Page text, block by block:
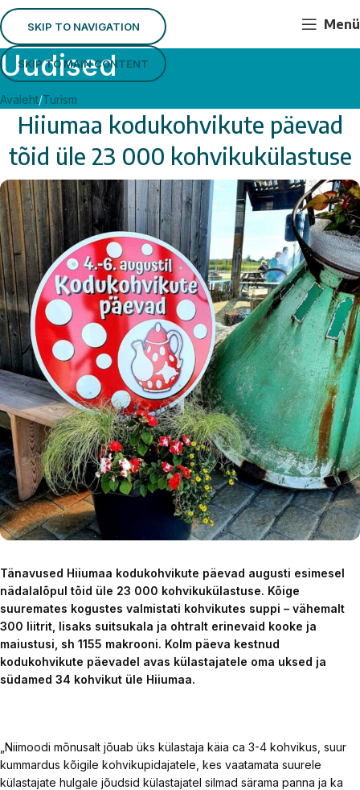
SKIP TO NAVIGATION
SKIP TO MAIN CONTENT
Uudised
Avaleht Turism
Hiiumaa kodukohvikute päevad
tõid üle 23 000 kohvikukülastuse
Tänavused Hiiumaa kodukohvikute päevad augusti esimesel
nädalalõpul tõid üle 23 000 kohvikukülastuse. Kõige
suuremates kogustes valmistati kohvikutes suppi – vähemalt
300 liitrit, lisaks suitsukala ja ohtralt erinevaid kooke ja
maiustusi, sh 1155 makrooni. Kolm päeva kestnud
kodukohvikute päevadel avas külastajatele oma uksed ja
südamed 34 kohvikut üle Hiiumaa.
„Niimoodi mõnusalt jõuab üks külastaja käia ca 3-4 kohvikus, suur
kummardus kõigile kohvikupidajatele, kes vaatamata suurele
külastajate hulgale jõudsid külastajatel silmad särama panna ja ka